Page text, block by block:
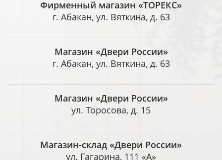
Фирменный магазин «ТОРЕКС»
г. Абакан, ул. Вяткина, д. 63
Магазин «Двери России»
г. Абакан, ул. Вяткина, д. 63
Магазин «Двери России»
ул. Торосова, д. 15
Магазин-склад «Двери России»
ул. Гагарина, 111 «А»